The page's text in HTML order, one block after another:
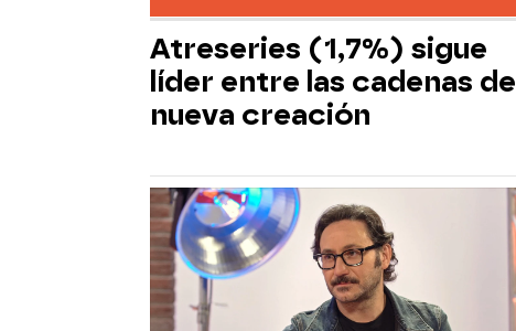
Atreseries (1,7%) sigue
líder entre las cadenas de
nueva creación